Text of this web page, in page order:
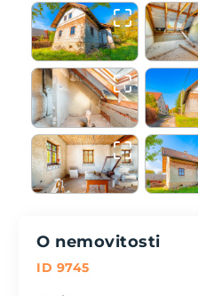
O nemovitosti
ID 9745